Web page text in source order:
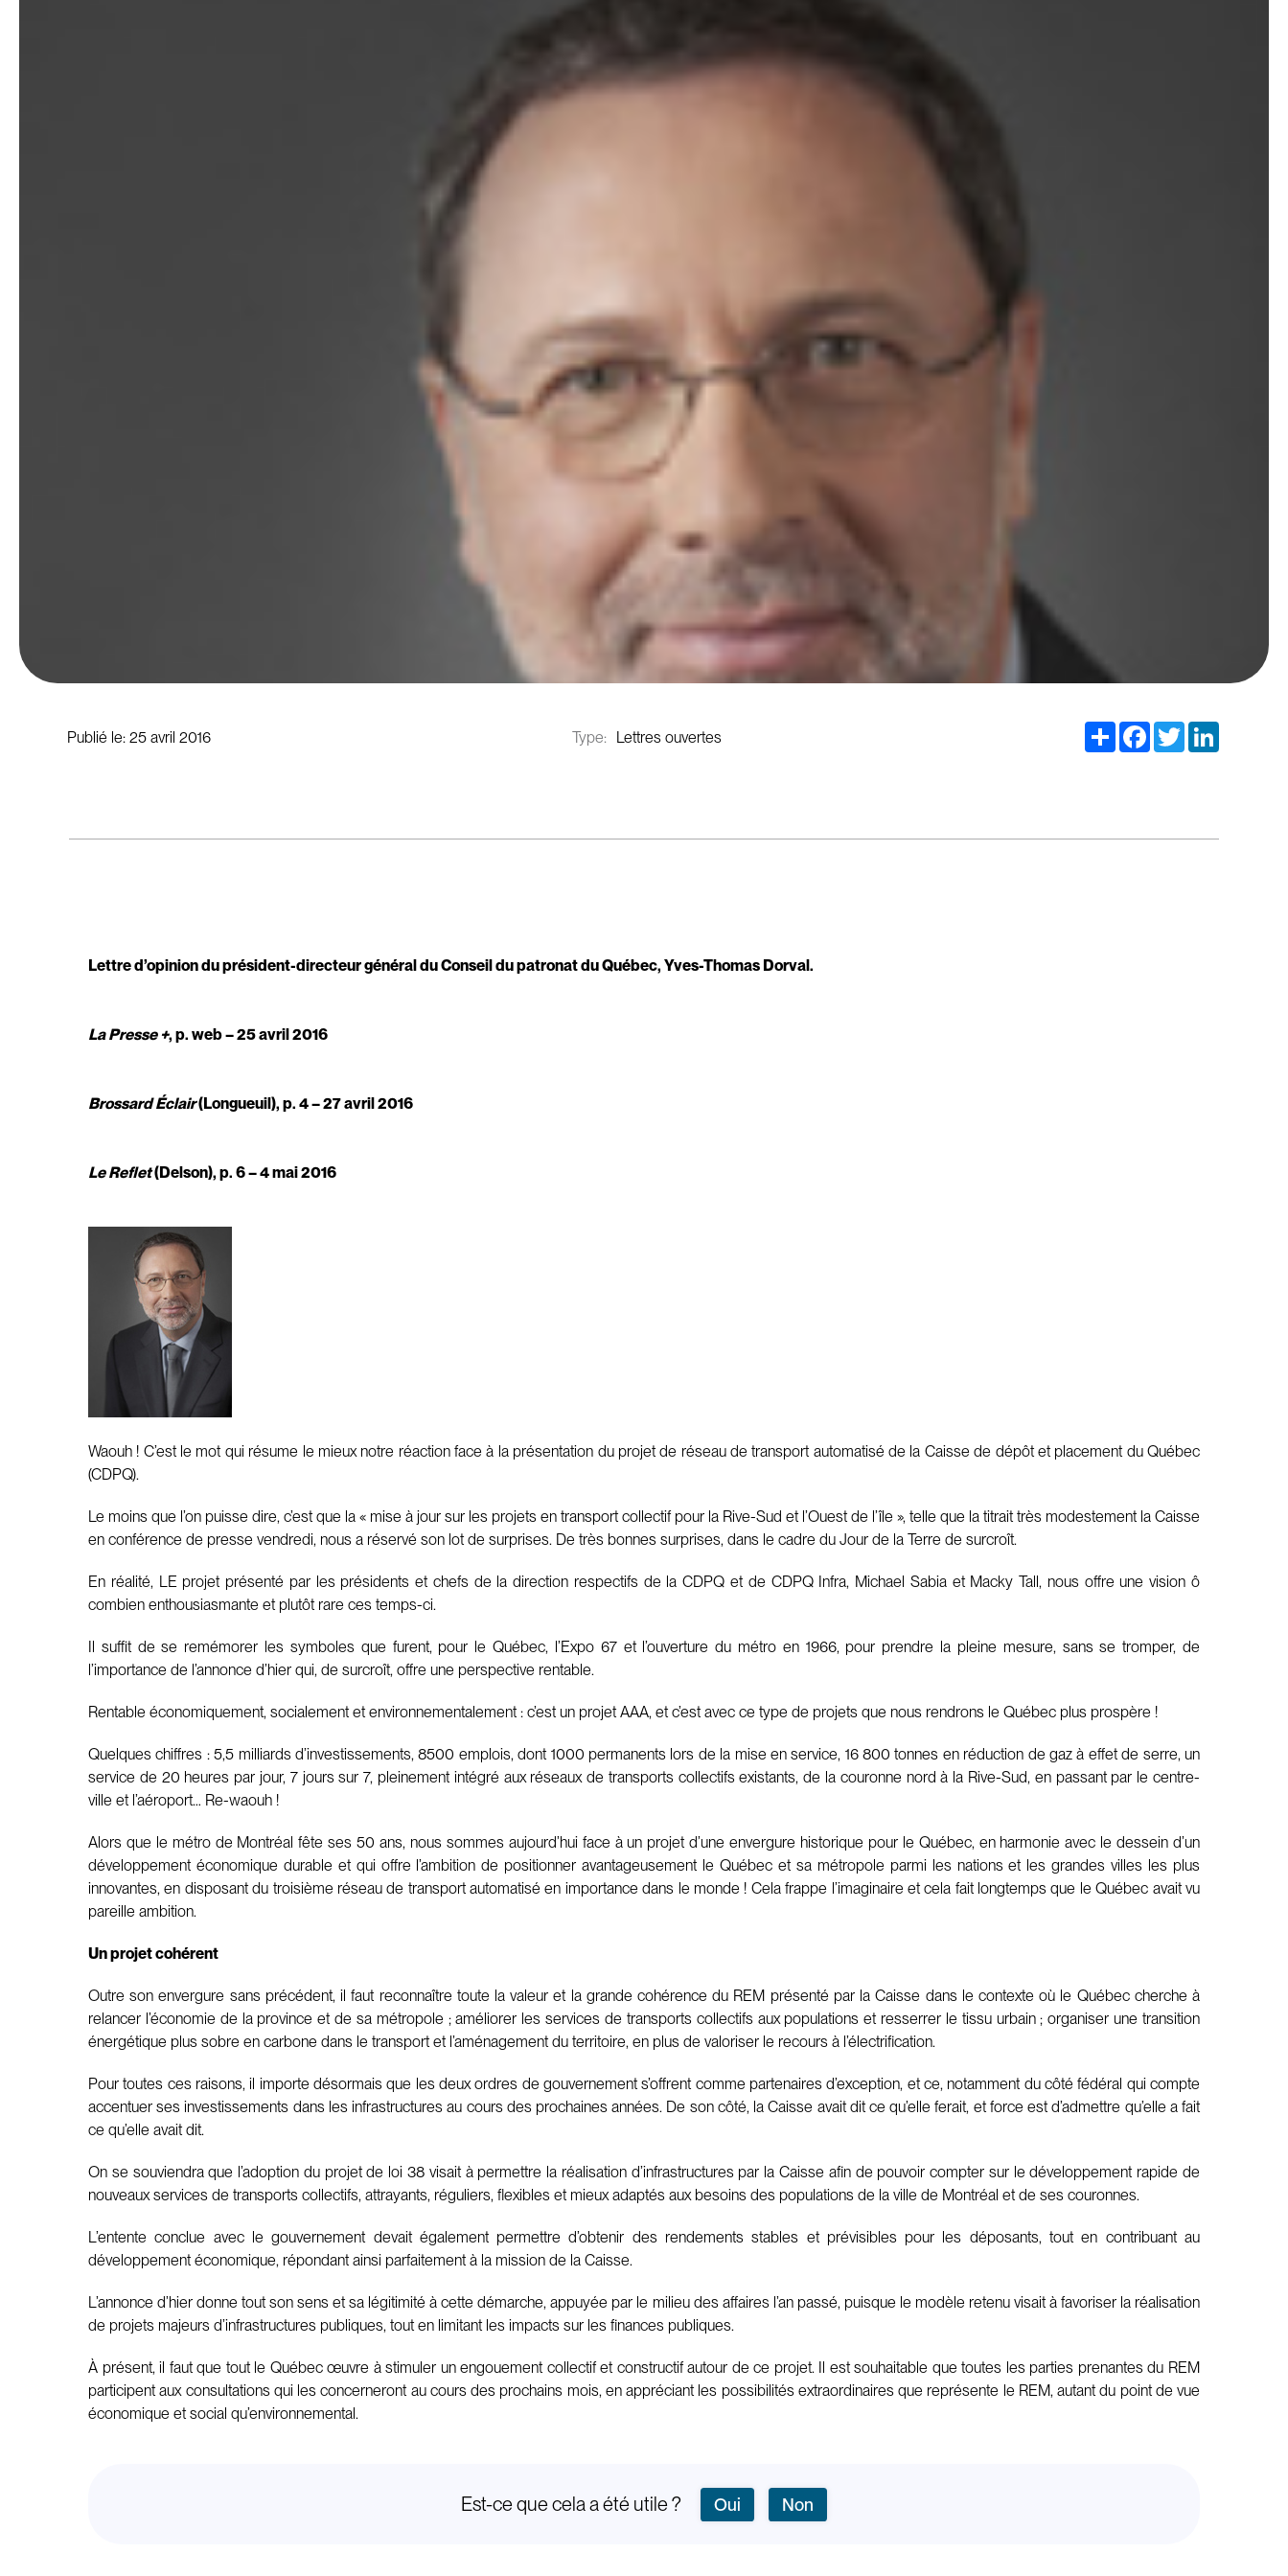
Publié le: 25 avril 2016 Type: Lettres ouvertes Share Facebook
Twitter
Lettre d’opinion du président-directeur général du Conseil du patronat du Québec, Yves-Thomas Dorval.
La Presse +, p. web – 25 avril 2016
Brossard Éclair(Longueuil), p. 4 – 27 avril 2016
Le Reflet(Delson), p. 6 – 4 mai 2016
Waouh ! C’est le mot qui résume le mieux notre réaction face à la présentation du projet de réseau de transport automatisé de la Caisse de dépôt et placement du Québec
(CDPQ).
Le moins que l’on puisse dire, c’est que la « mise à jour sur les projets en transport collectif pour la Rive-Sud et l’Ouest de l’île », telle que la titrait très modestement la Caisse
en conférence de presse vendredi, nous a réservé son lot de surprises. De très bonnes surprises, dans le cadre du Jour de la Terre de surcroît.
En réalité, LE projet présenté par les présidents et chefs de la direction respectifs de la CDPQ et de CDPQ Infra, Michael Sabia et Macky Tall, nous offre une vision ô
combien enthousiasmante et plutôt rare ces temps-ci.
Il suffit de se remémorer les symboles que furent, pour le Québec, l’Expo 67 et l’ouverture du métro en 1966, pour prendre la pleine mesure, sans se tromper, de
l’importance de l’annonce d’hier qui, de surcroît, offre une perspective rentable.
Rentable économiquement, socialement et environnementalement : c’est un projet AAA, et c’est avec ce type de projets que nous rendrons le Québec plus prospère !
Quelques chiffres : 5,5 milliards d’investissements, 8500 emplois, dont 1000 permanents lors de la mise en service, 16 800 tonnes en réduction de gaz à effet de serre, un
service de 20 heures par jour, 7 jours sur 7, pleinement intégré aux réseaux de transports collectifs existants, de la couronne nord à la Rive-Sud, en passant par le centre-
ville et l’aéroport… Re-waouh !
Alors que le métro de Montréal fête ses 50 ans, nous sommes aujourd’hui face à un projet d’une envergure historique pour le Québec, en harmonie avec le dessein d’un
développement économique durable et qui offre l’ambition de positionner avantageusement le Québec et sa métropole parmi les nations et les grandes villes les plus
innovantes, en disposant du troisième réseau de transport automatisé en importance dans le monde ! Cela frappe l’imaginaire et cela fait longtemps que le Québec avait vu
pareille ambition.
Un projet cohérent
Outre son envergure sans précédent, il faut reconnaître toute la valeur et la grande cohérence du REM présenté par la Caisse dans le contexte où le Québec cherche à
relancer l’économie de la province et de sa métropole ; améliorer les services de transports collectifs aux populations et resserrer le tissu urbain ; organiser une transition
énergétique plus sobre en carbone dans le transport et l’aménagement du territoire, en plus de valoriser le recours à l’électrification.
Pour toutes ces raisons, il importe désormais que les deux ordres de gouvernement s’offrent comme partenaires d’exception, et ce, notamment du côté fédéral qui compte
accentuer ses investissements dans les infrastructures au cours des prochaines années. De son côté, la Caisse avait dit ce qu’elle ferait, et force est d’admettre qu’elle a fait
ce qu’elle avait dit.
On se souviendra que l’adoption du projet de loi 38 visait à permettre la réalisation d’infrastructures par la Caisse afin de pouvoir compter sur le développement rapide de
nouveaux services de transports collectifs, attrayants, réguliers, flexibles et mieux adaptés aux besoins des populations de la ville de Montréal et de ses couronnes.
L’entente conclue avec le gouvernement devait également permettre d’obtenir des rendements stables et prévisibles pour les déposants, tout en contribuant au
développement économique, répondant ainsi parfaitement à la mission de la Caisse.
L’annonce d’hier donne tout son sens et sa légitimité à cette démarche, appuyée par le milieu des affaires l’an passé, puisque le modèle retenu visait à favoriser la réalisation
de projets majeurs d’infrastructures publiques, tout en limitant les impacts sur les finances publiques.
À présent, il faut que tout le Québec œuvre à stimuler un engouement collectif et constructif autour de ce projet. Il est souhaitable que toutes les parties prenantes du REM
participent aux consultations qui les concerneront au cours des prochains mois, en appréciant les possibilités extraordinaires que représente le REM, autant du point de vue
économique et social qu’environnemental.
Est-ce que cela a été utile ? Oui Non